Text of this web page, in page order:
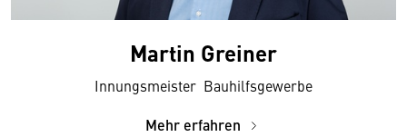
Martin Greiner
Innungsmeister Bauhilfsgewerbe
Mehr erfahren